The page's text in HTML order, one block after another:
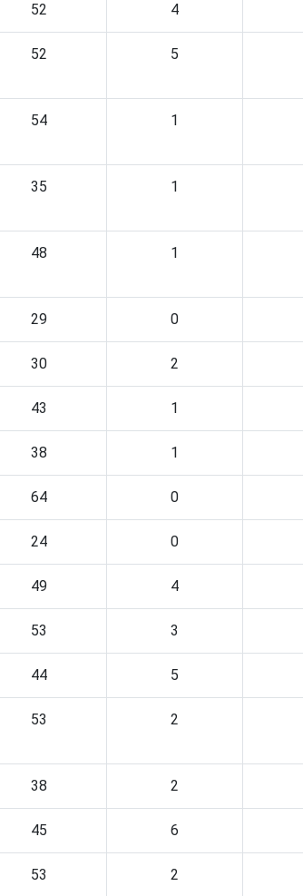
52 4
52 5
54 1
35 1
48 1
29 0
30 2
43 1
38 1
64 0
24 0
49 4
53 3
44 5
53 2
38 2
45 6
53 2